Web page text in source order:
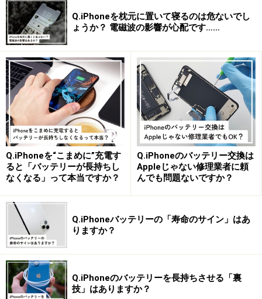
する日本発のプロダクトです。米 CNN が発表した「世界
を変える 10 のプロダクト」に選ばれるなど「魔法の指
輪」として話題を 呼び、クラウドファンディングの
「Kickstarter」を通じて約 9000 万円もの出資金を集め
ました。こうした資金集めの方法があったからこそ、斬
新な端末が世に登場できたと言えるかもしれません。
開発段階ではデザインの変更や出荷の遅れなど、製品化
を危ぶむ声があがり、メディアにも取り上げられまし
た。しかし、開発陣が所信を貫き製品化を進め、きちん
と世に送り出したことには敬服します。
次のページでは、Ringの仕組みをご紹介します。
※記事内容は執筆時点のものです。最新の内容をご確認くださ
い。
※機種やOSのバージョンによって画面表示、操作方法が異なる可
能性があります。
Q.iPhoneを枕元に置いて寝るのは危ないでし
ょうか？ 電磁波の影響が心配です……
Q.iPhoneを“こまめに”充電す
ると「バッテリーが長持ちし
なくなる」って本当ですか？
Q.iPhoneのバッテリー交換は
Appleじゃない修理業者に頼
んでも問題ないですか？
Q.iPhoneバッテリーの「寿命のサイン」はあ
りますか？
Q.iPhoneのバッテリーを長持ちさせる「裏
技」はありますか？